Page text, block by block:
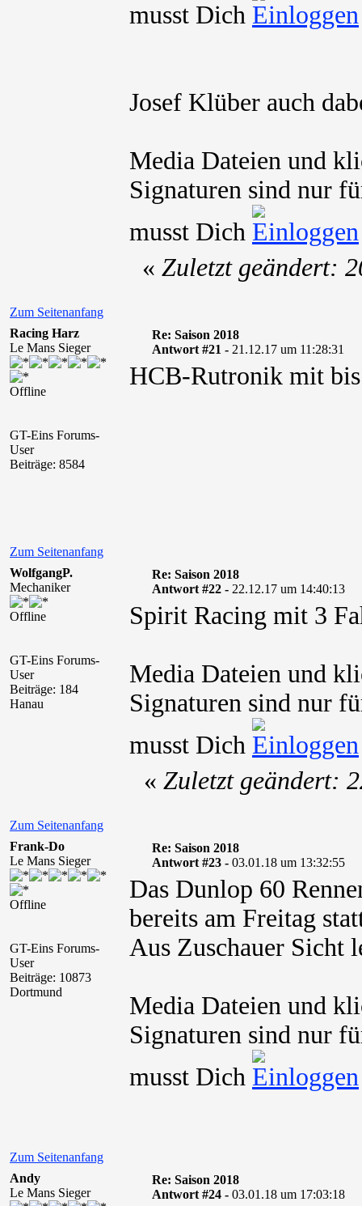
musst Dich
Josef Klüber auch
Media Dateien und
Signaturen sind nur
musst Dich
Zum Seitenanfang
« Zuletzt geändert:
Racing Harz
Le Mans Sieger
Offline
GT-Eins Forums-
User
Beiträge: 8584
Re: Saison 2018
Antwort #21 - 21.12.17 um 11:28:31
HCB-Rutronik mit
Zum Seitenanfang
WolfgangP.
Mechaniker
Offline
GT-Eins Forums-
User
Beiträge: 184
Hanau
Re: Saison 2018
Antwort #22 - 22.12.17 um 14:40:13
Spirit Racing mit 3
Media Dateien und
Signaturen sind nur
musst Dich
Zum Seitenanfang
« Zuletzt geändert:
Frank-Do
Le Mans Sieger
Offline
GT-Eins Forums-
User
Beiträge: 10873
Dortmund
Re: Saison 2018
Antwort #23 - 03.01.18 um 13:32:55
Das Dunlop 60
bereits am Freitag
Aus Zuschauer Sicht
Media Dateien und
Signaturen sind nur
musst Dich
Zum Seitenanfang
Andy
Le Mans Sieger
Re: Saison 2018
Antwort #24 - 03.01.18 um 17:03:18